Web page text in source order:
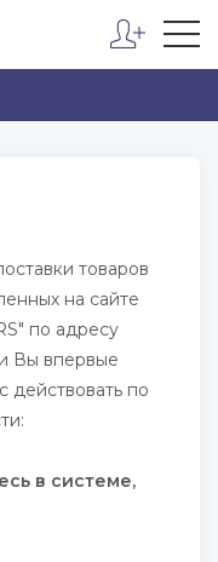
товаров
на сайте
по адресу
и Вы впервые
действовать по
в системе,